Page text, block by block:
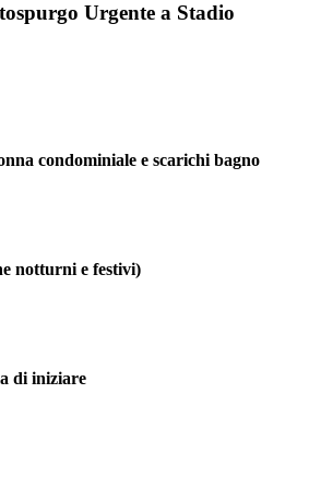
Urgente a Stadio
condominiale e scarichi bagno
notturni e festivi)
di iniziare